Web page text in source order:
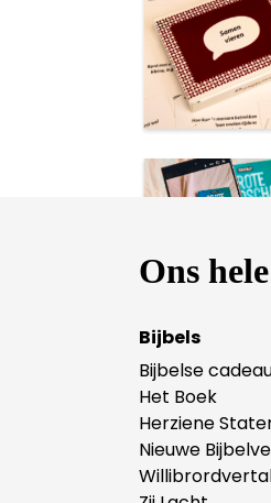
Ons
Bijbels
Bijbelse
Het Boek
Herziene
Nieuwe